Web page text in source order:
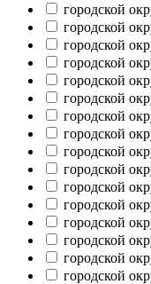
городской
городской
городской
городской
городской
городской
городской
городской
городской
городской
городской
городской
городской
городской
городской
городской